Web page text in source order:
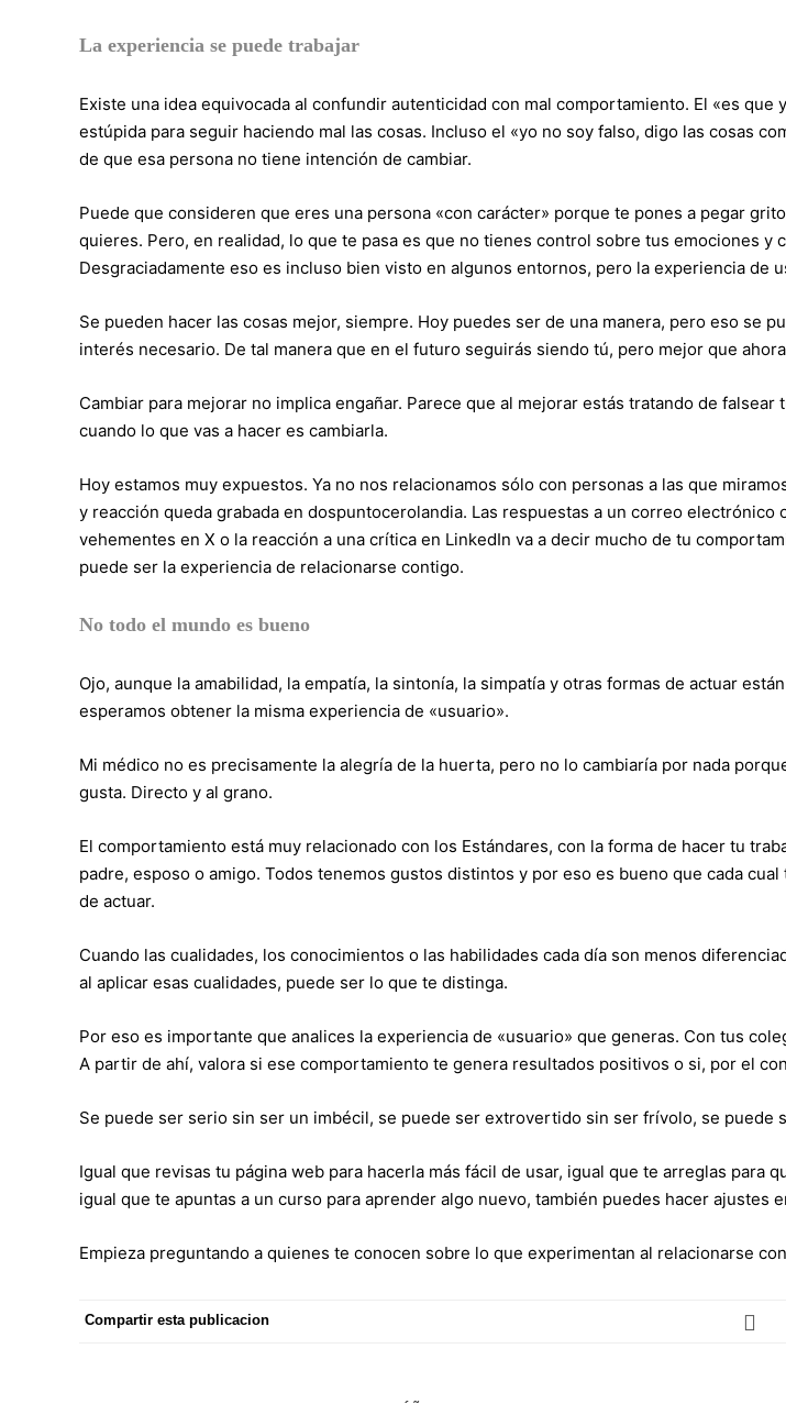
La experiencia se puede trabajar
Existe una idea equivocada al confundir autenticidad con mal comportamiento. El «es que
estúpida para seguir haciendo mal las cosas. Incluso el «yo no soy falso, digo las cosas
de que esa persona no tiene intención de cambiar.
Puede que consideren que eres una persona «con carácter» porque te pones a pegar
quieres. Pero, en realidad, lo que te pasa es que no tienes control sobre tus emociones y
Desgraciadamente eso es incluso bien visto en algunos entornos, pero la experiencia de
Se pueden hacer las cosas mejor, siempre. Hoy puedes ser de una manera, pero eso se
interés necesario. De tal manera que en el futuro seguirás siendo tú, pero mejor que
Cambiar para mejorar no implica engañar. Parece que al mejorar estás tratando de falsear
cuando lo que vas a hacer es cambiarla.
Hoy estamos muy expuestos. Ya no nos relacionamos sólo con personas a las que
y reacción queda grabada en dospuntocerolandia. Las respuestas a un correo electrónico
vehementes en X o la reacción a una crítica en LinkedIn va a decir mucho de tu
puede ser la experiencia de relacionarse contigo.
No todo el mundo es bueno
Ojo, aunque la amabilidad, la empatía, la sintonía, la simpatía y otras formas de actuar
esperamos obtener la misma experiencia de «usuario».
Mi médico no es precisamente la alegría de la huerta, pero no lo cambiaría por nada
gusta. Directo y al grano.
El comportamiento está muy relacionado con los Estándares, con la forma de hacer tu
padre, esposo o amigo. Todos tenemos gustos distintos y por eso es bueno que cada
de actuar.
Cuando las cualidades, los conocimientos o las habilidades cada día son menos
al aplicar esas cualidades, puede ser lo que te distinga.
Por eso es importante que analices la experiencia de «usuario» que generas. Con tus
A partir de ahí, valora si ese comportamiento te genera resultados positivos o si, por el
Se puede ser serio sin ser un imbécil, se puede ser extrovertido sin ser frívolo, se
Igual que revisas tu página web para hacerla más fácil de usar, igual que te arreglas para
igual que te apuntas a un curso para aprender algo nuevo, también puedes hacer ajustes
Empieza preguntando a quienes te conocen sobre lo que experimentan al relacionarse
Compartir esta publicacion